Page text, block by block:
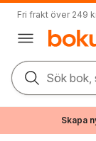
Fri frakt över 249
Sök bok,
Skapa